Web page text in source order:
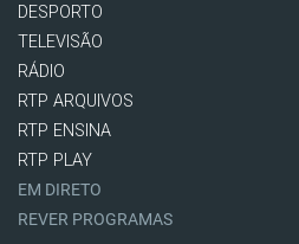
DESPORTO
TELEVISÃO
RÁDIO
RTP ARQUIVOS
RTP ENSINA
RTP PLAY
EM DIRETO
REVER PROGRAMAS